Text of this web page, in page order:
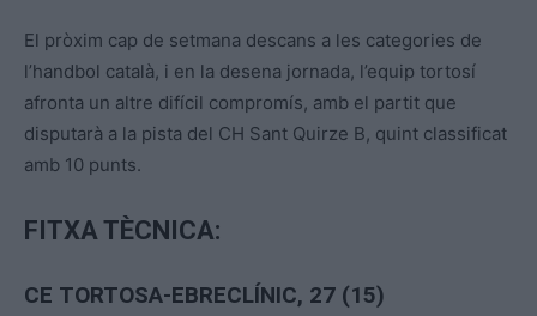
El pròxim cap de setmana descans a les categories de
l’handbol català, i en la desena jornada, l’equip tortosí
afronta un altre difícil compromís, amb el partit que
disputarà a la pista del CH Sant Quirze B, quint classificat
amb 10 punts.
FITXA TÈCNICA:
CE TORTOSA-EBRECLÍNIC, 27 (15)